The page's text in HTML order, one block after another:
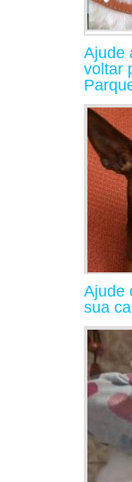
Ajude
voltar
Ajude
sua